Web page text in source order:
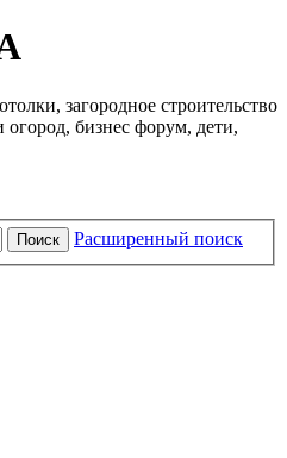
загородное строительство
огород, бизнес форум, дети,
Поиск Расширенный поиск